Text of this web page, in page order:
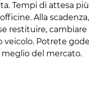
Tempi di attesa
Alla
restituire,
veicolo. Potrete
meglio del mercato.